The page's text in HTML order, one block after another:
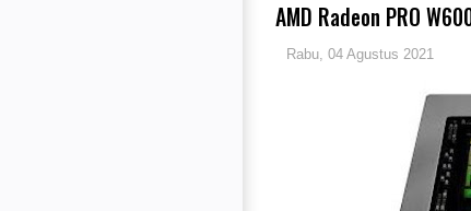
AMD Radeon PRO
Rabu, 04 Agustus 2021